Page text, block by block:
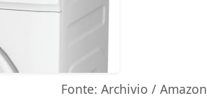
Fonte: Archivio / Amazon